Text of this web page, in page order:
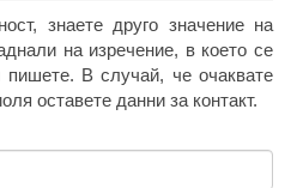
знаете друго значение на
на изречение, в което се
В случай, че очаквате
оставете данни за контакт.